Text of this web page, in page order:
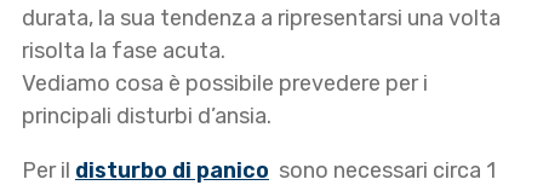
durata, la sua tendenza a ripresentarsi una volta
risolta la fase acuta.
Vediamo cosa è possibile prevedere per i
principali disturbi d’ansia.
Per il disturbo di panico sono necessari circa 1